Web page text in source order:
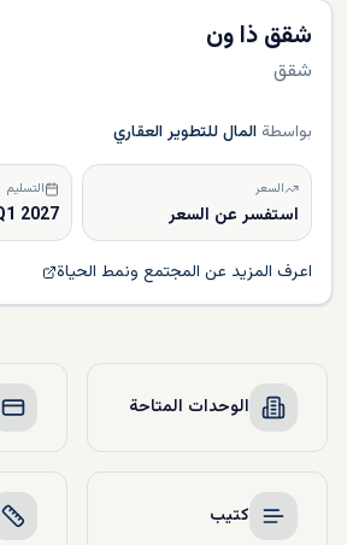
شقق ذا ون
شقق
بواسطة المال للتطوير العقاري
السعر
استفسر عن السعر
التسليم
2027
اعرف المزيد عن المجتمع ونمط الحياة
الوحدات المتاحة
كتيب